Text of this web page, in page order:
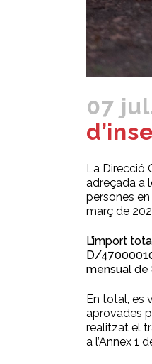
07
La Direcció
adreçada a
persones
març de
L’import
D/
mensual de
En total, es
aprovades
realitzat el
a l’Annex 1